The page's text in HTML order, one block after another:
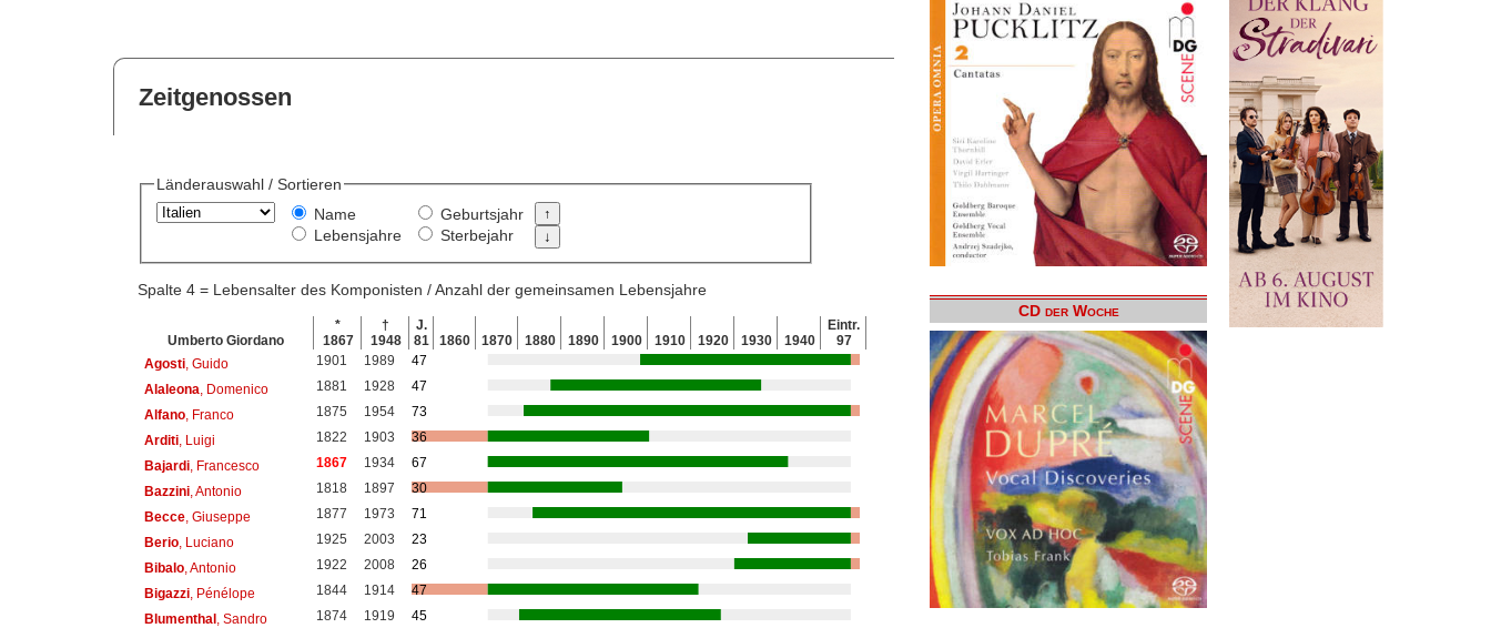
Zeitgenossen
Länderauswahl / Sortieren
Name
Lebensjahre
Geburtsjahr
Sterbejahr
Spalte 4 = Lebensalter des Komponisten / Anzahl der gemeinsamen Lebensjahre
Umberto Giordano
*
1867
†
1948
J.
81
1860 1870 1880 1890 1900 1910 1920 1930 1940
Eintr.
97
Agosti, Guido 1901 1989
47
Alaleona , Domenico 1881 1928
47
Alfano, Franco 1875 1954
73
Arditi, Luigi 1822 1903
36
Bajardi, Francesco 1867 1934
67
Bazzini, Antonio 1818 1897
30
Becce, Giuseppe 1877 1973
71
Berio, Luciano 1925 2003
23
Bibalo, Antonio 1922 2008
26
Bigazzi, Pénélope 1844 1914
47
Blumenthal, Sandro 1874 1919
45
CD der Woche